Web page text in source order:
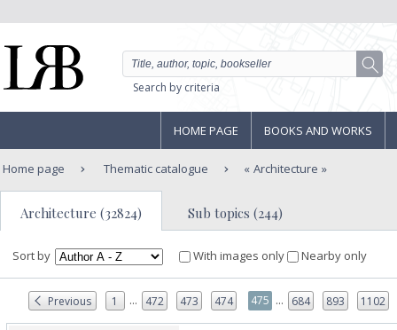
Search by criteria
HOME PAGE BOOKS AND WORKS
Home page Thematic catalogue Architecture
Architecture (32824) Sub topics (244)
Sort by With images only Nearby only
Previous 1 ... 472 473 474 475 ... 684 893 1102